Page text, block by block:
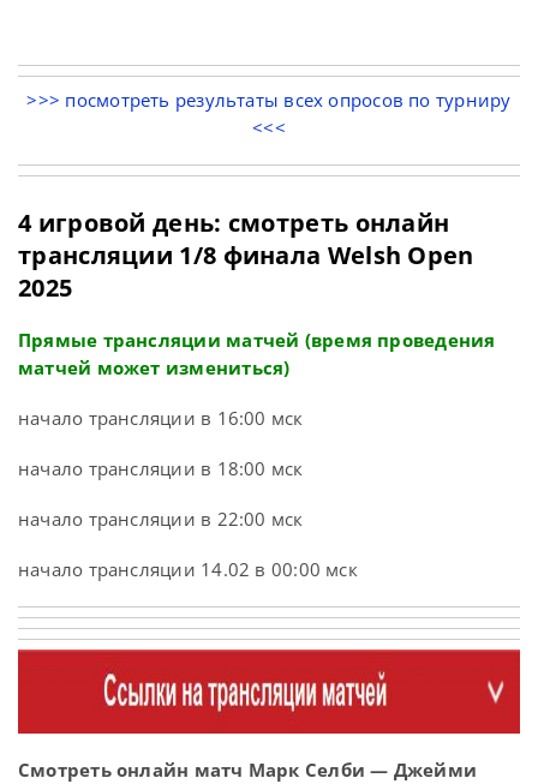
>>> посмотреть результаты всех опросов по турниру
<<<
4 игровой день: смотреть онлайн
трансляции 1/8 финала Welsh Open
2025
Прямые трансляции матчей (время проведения
матчей может измениться)
начало трансляции в 16:00 мск
начало трансляции в 18:00 мск
начало трансляции в 22:00 мск
начало трансляции 14.02 в 00:00 мск
Смотреть онлайн матч Марк Селби — Джейми